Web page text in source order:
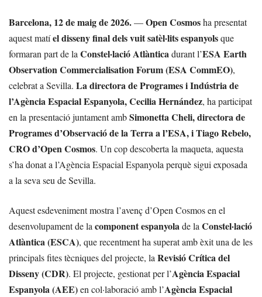
Barcelona, 12 de maig de 2026.—Open Cosmosha presentat
aquest matíel disseny final dels vuit satèl·lits espanyolsque
formaran part de la Constel·lació Atlànticadurant l’ESA Earth
Observation Commercialisation Forum (ESA CommEO),
celebrat a Sevilla. La directora de Programes i Indústria de
l’Agència Espacial Espanyola, Cecilia Hernández, ha participat
en la presentació juntament ambSimonetta Cheli, directora de
Programes d’Observació de la Terra a l’ESA, i Tiago Rebelo,
CRO d’Open Cosmos. Un cop descoberta la maqueta, aquesta
s’ha donat a l’Agència Espacial Espanyola perquè sigui exposada
a la seva seu de Sevilla.
Aquest esdeveniment mostra l’avenç d’Open Cosmos en el
desenvolupament de la component espanyolade la Constel·lació
Atlàntica (ESCA), que recentment ha superat amb èxit una de les
principals fites tècniques del projecte, la Revisió Crítica del
Disseny (CDR). El projecte, gestionat per l’Agència Espacial
Espanyola (AEE)en col·laboració amb l’Agència Espacial